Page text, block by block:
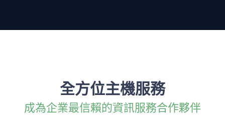
全方位主機服務
成為企業最信賴的資訊服務合作夥伴